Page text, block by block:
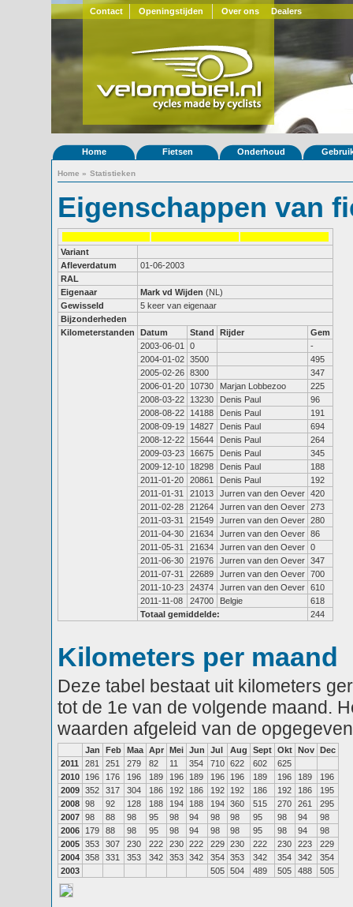
Contact Openingstijden Over ons Dealers
Home Fietsen Onderhoud
Home » Statistieken
Eigenschappen van
Variant
Afleverdatum
01-06-2003
RAL
Eigenaar
Mark vd Wijden (NL)
Gewisseld
5 keer van eigenaar
Bijzonderheden
Kilometerstanden
Datum Stand Rijder
Gem
2003-06-01
0
-
2004-01-02 3500
495
2005-02-26 8300
347
2006-01-20
10730 Marjan Lobbezoo
225
2008-03-22
13230 Denis Paul
96
2008-08-22
14188 Denis Paul
191
2008-09-19
14827 Denis Paul
694
2008-12-22
15644 Denis Paul
264
2009-03-23
16675 Denis Paul
345
2009-12-10
18298 Denis Paul
188
2011-01-20
20861 Denis Paul
192
2011-01-31
21013 Jurren van den Oever 420
2011-02-28
21264 Jurren van den Oever 273
2011-03-31
21549 Jurren van den Oever 280
2011-04-30
21634 Jurren van den Oever 86
2011-05-31
21634 Jurren van den Oever 0
2011-06-30
21976 Jurren van den Oever 347
2011-07-31
22689 Jurren van den Oever 700
2011-10-23
24374 Jurren van den Oever 610
2011-11-08
24700 Belgie
618
Totaal gemiddelde:
244
Kilometers per maand
Deze tabel bestaat uit kilometers
tot de 1e van de volgende maand.
waarden afgeleid van de
Jan Feb Maa Apr Mei Jun Jul Aug Sept Okt Nov Dec
2011
281 251 279 82 11 354 710 622 602
625
2010
196 176 196 189 196 189 196 196 189 196 189
196
2009 352 317 304 186 192 186 192 192 186 192 186
195
2008 98 92 128 188 194 188 194 360 515 270 261
295
2007 98 88 98 95 98 94 98 98 95 98 94
98
2006
179 88 98 95 98 94 98 98 95 98 94
98
2005 353 307 230 222 230 222 229 230 222 230 223
229
2004 358 331 353 342 353 342 354 353 342 354 342
354
2003
505 504 489 505 488 505